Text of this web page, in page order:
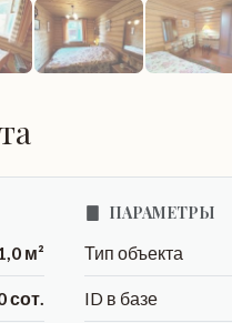
м²
сот.
ПАРАМЕТРЫ
Тип объекта
ID в базе